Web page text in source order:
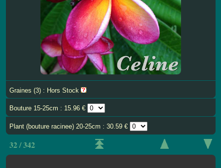
Graines (3) : Hors Stock
Bouture 15-25cm : 15.96 €
Plant (bouture racinee) 20-25cm : 30.59 €
32 / 342